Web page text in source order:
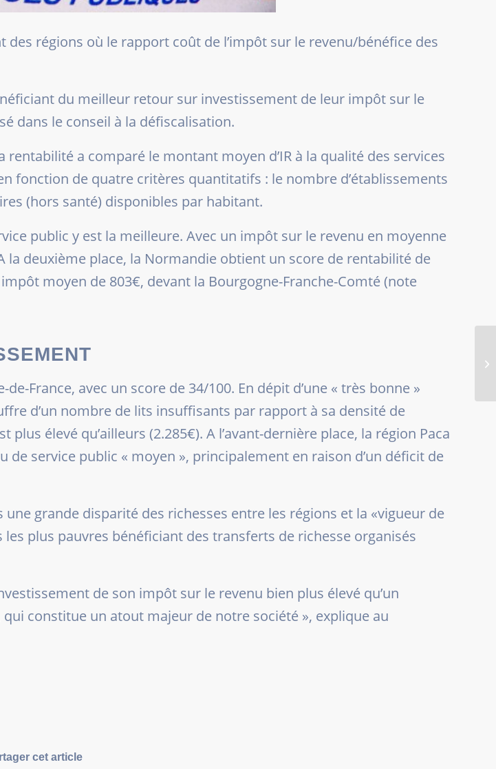
régions où le rapport coût de l’impôt sur le revenu/bénéfice des
du meilleur retour sur investissement de leur impôt sur le
dans le conseil à la défiscalisation.
a comparé le montant moyen d’IR à la qualité des services
fonction de quatre critères quantitatifs : le nombre d’établissements
(hors santé) disponibles par habitant.
public y est la meilleure. Avec un impôt sur le revenu en moyenne
deuxième place, la Normandie obtient un score de rentabilité de
moyen de 803€, devant la Bourgogne-Franche-Comté (note
France, avec un score de 34/100. En dépit d’une « très bonne »
d’un nombre de lits insuffisants par rapport à sa densité de
élevé qu’ailleurs (2.285€). A l’avant-dernière place, la région Paca
service public « moyen », principalement en raison d’un déficit de
grande disparité des richesses entre les régions et la «vigueur de
plus pauvres bénéficiant des transferts de richesse organisés
de son impôt sur le revenu bien plus élevé qu’un
qui constitue un atout majeur de notre société », explique au
cet article